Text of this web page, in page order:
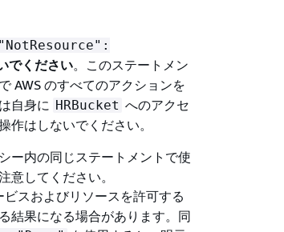
"NotResource":
でください。このステートメン
AWS のすべてのアクションを
自身に HRBucket へのアクセ
作はしないでください。
ー内の同じステートメントで使
意してください。
スおよびリソースを許可する
結果になる場合があります。同